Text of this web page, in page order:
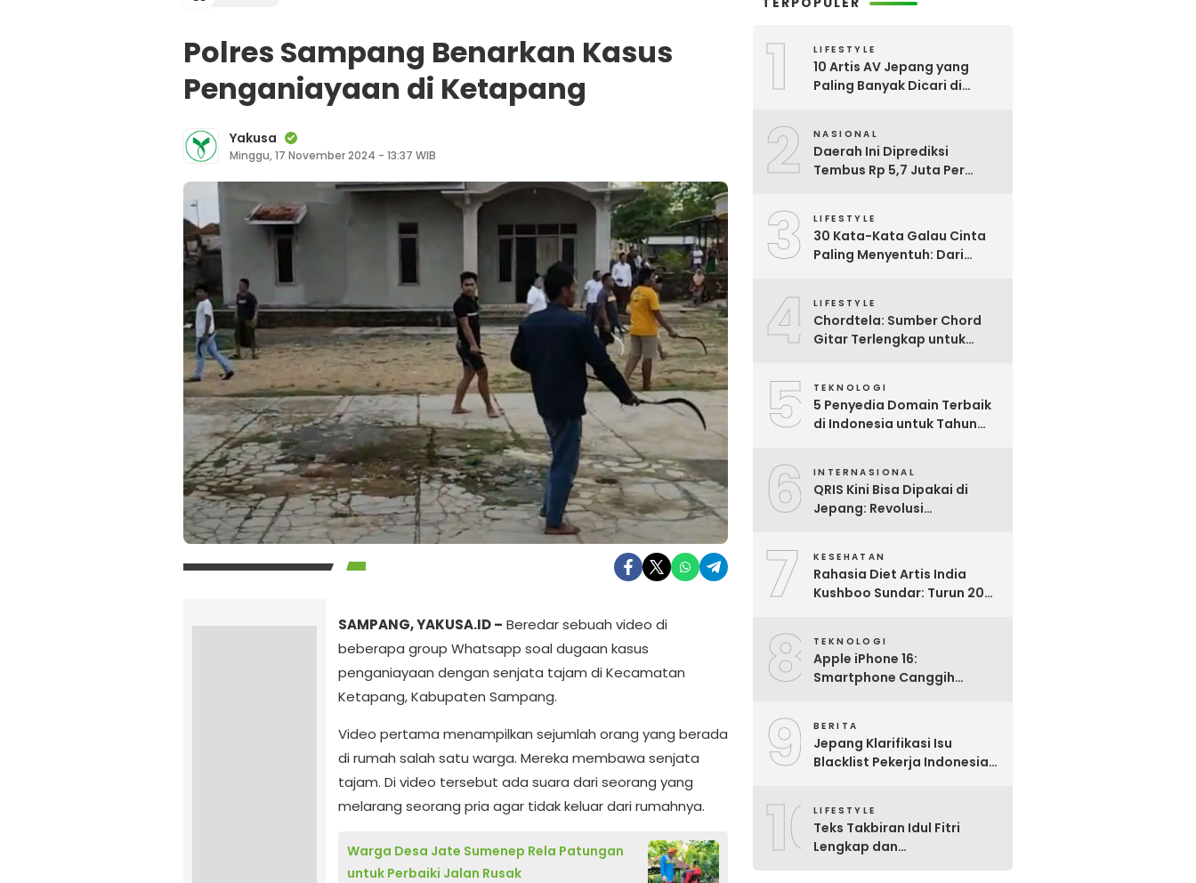
Polres Sampang Benarkan Kasus
Penganiayaan di Ketapang
Yakusa
Minggu, 17 November 2024 - 13:37 WIB
SAMPANG, YAKUSA.ID – Beredar sebuah video di
beberapa group Whatsapp soal dugaan kasus
penganiayaan dengan senjata tajam di Kecamatan
Ketapang, Kabupaten Sampang.
Video pertama menampilkan sejumlah orang yang berada
di rumah salah satu warga. Mereka membawa senjata
tajam. Di video tersebut ada suara dari seorang yang
melarang seorang pria agar tidak keluar dari rumahnya.
Warga Desa Jate Sumenep Rela Patungan
untuk Perbaiki Jalan Rusak
1 LIFESTYLE
10 Artis AV Jepang yang
Paling Banyak Dicari di
2 NASIONAL
Daerah Ini Diprediksi
Tembus Rp 5,7 Juta Per
Upah Minimum 2026
3 LIFESTYLE
30 Kata-Kata Galau Cinta
Paling Menyentuh: Dari
4 LIFESTYLE
Chordtela: Sumber Chord
Gitar Terlengkap untuk
5 TEKNOLOGI
5 Penyedia Domain Terbaik
di Indonesia untuk Tahun
6 INTERNASIONAL
QRIS Kini Bisa Dipakai di
Jepang: Revolusi
7 KESEHATAN
Rahasia Diet Artis India
Kushboo Sundar: Turun 20
8 TEKNOLOGI
Apple iPhone 16:
Smartphone Canggih
9 BERITA
Jepang Klarifikasi Isu
Blacklist Pekerja Indonesia,
10LIFESTYLE
Teks Takbiran Idul Fitri
Lengkap dan